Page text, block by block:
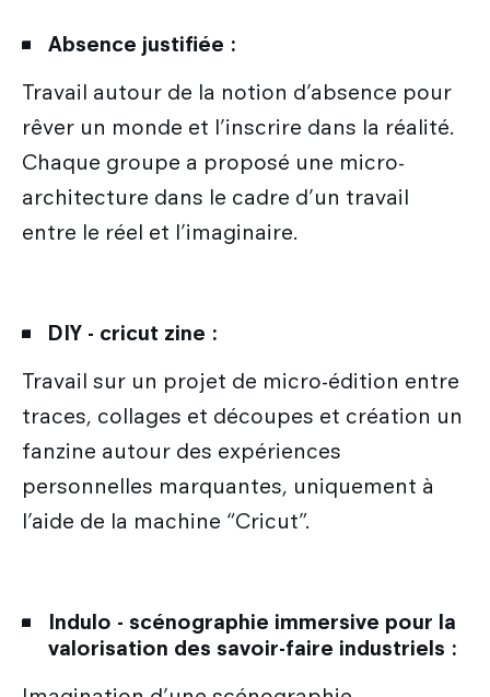
Absence justifiée :
Travail autour de la notion d’absence pour
rêver un monde et l’inscrire dans la réalité.
Chaque groupe a proposé une micro-
architecture dans le cadre d’un travail
entre le réel et l’imaginaire.
DIY - cricut zine :
Travail sur un projet de micro-édition entre
traces, collages et découpes et création un
fanzine autour des expériences
personnelles marquantes, uniquement à
l’aide de la machine “Cricut”.
Indulo - scénographie immersive pour la
valorisation des savoir-faire industriels :